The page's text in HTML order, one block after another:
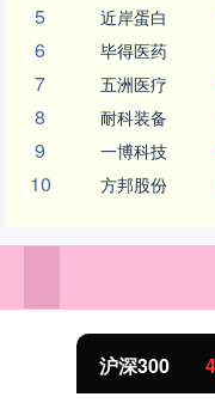
5 近岸蛋白
6 毕得医药
7 五洲医疗
8 耐科装备
9 一博科技
10 方邦股份